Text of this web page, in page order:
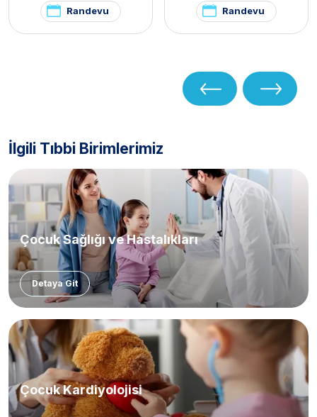
Randevu Randevu
İlgili Tıbbi Birimlerimiz
Çocuk Sağlığı ve Hastalıkları
Detaya Git
Çocuk Kardiyolojisi